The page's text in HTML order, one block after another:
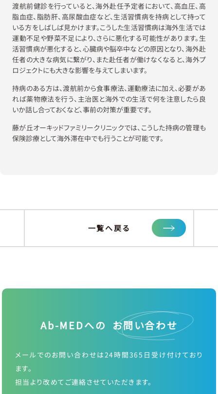
渡航前健診を行っていると、海外赴任予定者において、高血圧、高
脂血症、脂肪肝、高尿酸血症など、生活習慣病を持病として持って
いる方をしばしば見かけます。こうした生活習慣病は海外生活では
運動不足や野菜不足により、さらに悪化する可能性があります。生
活習慣病が悪化すると、心臓病や脳卒中などの原因となり、海外赴
任者の大きな病気に繋がり、また赴任者が働けなくなると、海外プ
ロジェクトにも大きな影響を与えてしまいます。
持病のある方は、渡航前から食事療法、運動療法に加え、必要があ
れば薬物療法を行う、主治医と海外での生活で何を注意したら良
いか話し合っておくなど、事前の対策が重要です。
藤が丘オーキッドファミリークリニックでは、こうした持病の管理も
保険診療として海外滞在中でも行うことが可能です。
一覧へ戻る
Ab-MEDへの お問い合わせ
メールでのお問い合わせは24時間365日受け付けており
ます。
担当より改めてご連絡させていただきます。